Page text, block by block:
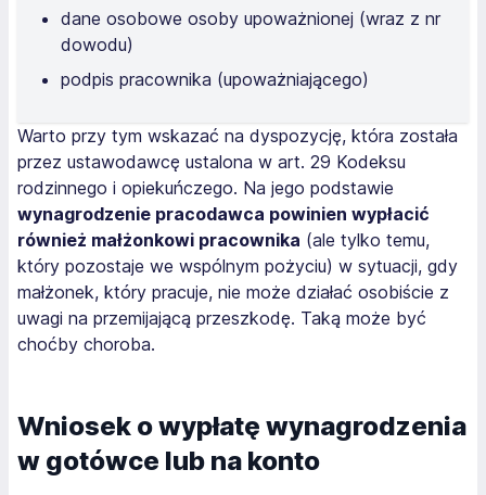
dane osobowe osoby upoważnionej (wraz z nr
dowodu)
podpis pracownika (upoważniającego)
Warto przy tym wskazać na dyspozycję, która została
przez ustawodawcę ustalona w art. 29 Kodeksu
rodzinnego i opiekuńczego. Na jego podstawie
wynagrodzenie pracodawca powinien wypłacić
również małżonkowi pracownika (ale tylko temu,
który pozostaje we wspólnym pożyciu) w sytuacji, gdy
małżonek, który pracuje, nie może działać osobiście z
uwagi na przemijającą przeszkodę. Taką może być
choćby choroba.
Wniosek o wypłatę wynagrodzenia
w gotówce lub na konto